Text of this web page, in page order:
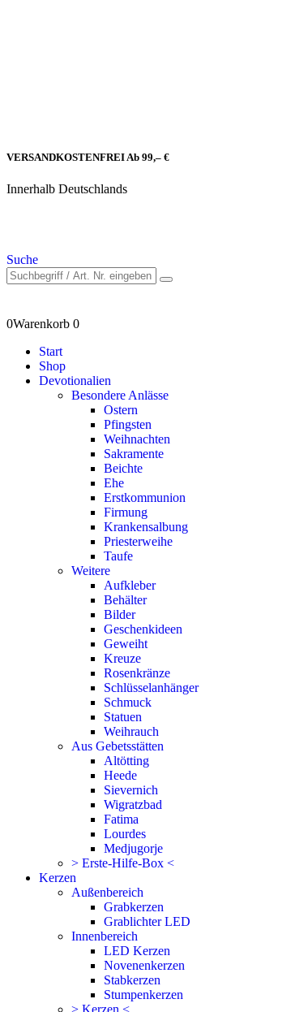
VERSANDKOSTENFREI Ab 99,– €
Innerhalb Deutschlands
Suche
0Warenkorb 0
Start
Shop
Devotionalien
Besondere Anlässe
Ostern
Pfingsten
Weihnachten
Sakramente
Beichte
Ehe
Erstkommunion
Firmung
Krankensalbung
Priesterweihe
Taufe
Weitere
Aufkleber
Behälter
Bilder
Geschenkideen
Geweiht
Kreuze
Rosenkränze
Schlüsselanhänger
Schmuck
Statuen
Weihrauch
Aus Gebetsstätten
Altötting
Heede
Sievernich
Wigratzbad
Fatima
Lourdes
Medjugorje
> Erste-Hilfe-Box <
Kerzen
Außenbereich
Grabkerzen
Grablichter LED
Innenbereich
LED Kerzen
Novenenkerzen
Stabkerzen
Stumpenkerzen